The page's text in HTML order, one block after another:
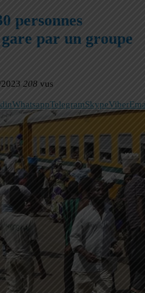
personnes
gare par un groupe
208 vus
WhatsappTelegramSkypeViber